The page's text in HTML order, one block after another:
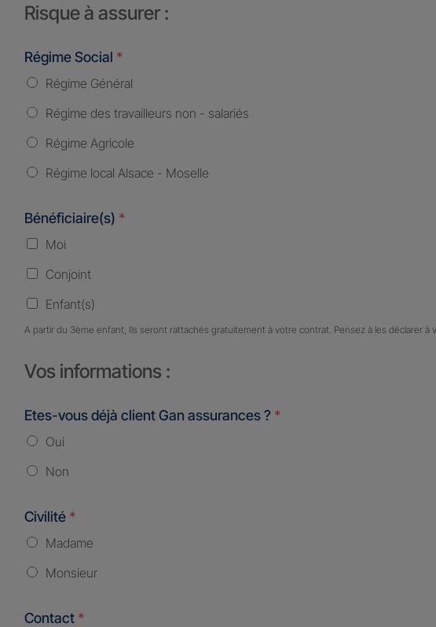
Risque à assurer :
Régime Social *
Régime Général
Régime des travailleurs non - salariés
Régime Agricole
Régime local Alsace - Moselle
Bénéficiaire(s) *
Moi
Conjoint
Enfant(s)
A partir du 3ème enfant, Ils seront rattachés gratuitement à votre contrat. Pensez à les déclarer à
Vos informations :
Etes-vous déjà client Gan assurances ? *
Oui
Non
Civilité *
Madame
Monsieur
Contact *